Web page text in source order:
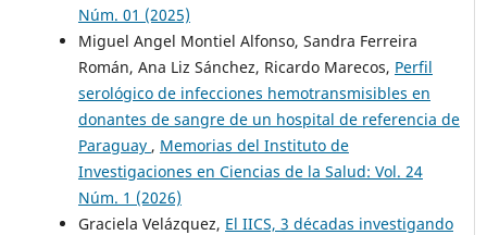
Núm. 01 (2025)
Miguel Angel Montiel Alfonso, Sandra Ferreira
Román, Ana Liz Sánchez, Ricardo Marecos, Perfil
serológico de infecciones hemotransmisibles en
donantes de sangre de un hospital de referencia de
Paraguay , Memorias del Instituto de
Investigaciones en Ciencias de la Salud: Vol. 24
Núm. 1 (2026)
Graciela Velázquez, El IICS, 3 décadas investigando